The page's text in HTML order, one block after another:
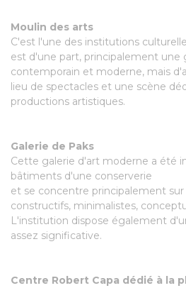
Moulin des arts
C'est l'une des institutions
est d'une part, principalement une
contemporain et moderne, mais
lieu de spectacles et une scène
productions artistiques.
Galerie de Paks
Cette galerie d'art moderne a été
bâtiments d'une conserverie
et se concentre principalement
constructifs, minimalistes,
L'institution dispose également
assez significative.
Centre Robert Capa dédié à la